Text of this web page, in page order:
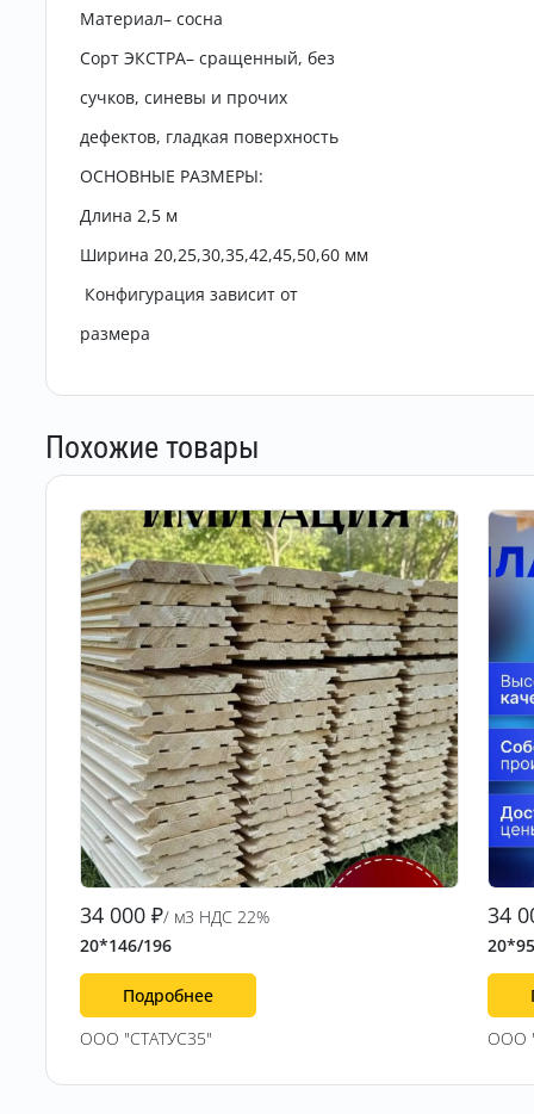
Материал– сосна
Сорт ЭКСТРА– сращенный, без
сучков, синевы и прочих
дефектов, гладкая поверхность
ОСНОВНЫЕ РАЗМЕРЫ:
Длина 2,5 м
Ширина 20,25,30,35,42,45,50,60 мм
Конфигурация зависит от
размера
Похожие товары
34 000 ₽/ м3 НДС 22%
20*146/196
Подробнее
ООО "СТАТУС35"
34
ООО